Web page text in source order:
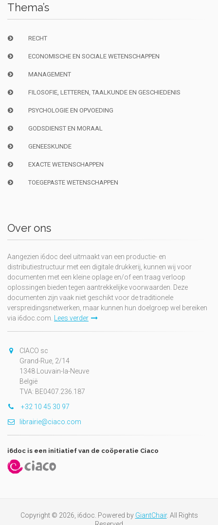
Thema’s
RECHT
ECONOMISCHE EN SOCIALE WETENSCHAPPEN
MANAGEMENT
FILOSOFIE, LETTEREN, TAALKUNDE EN GESCHIEDENIS
PSYCHOLOGIE EN OPVOEDING
GODSDIENST EN MORAAL
GENEESKUNDE
EXACTE WETENSCHAPPEN
TOEGEPASTE WETENSCHAPPEN
Over ons
Aangezien i6doc deel uitmaakt van een productie- en
distributiestructuur met een digitale drukkerij, kunnen wij voor
documenten met een kleine oplage en/of een traag verloop
oplossingen bieden tegen aantrekkelijke voorwaarden. Deze
documenten zijn vaak niet geschikt voor de traditionele
verspreidingsnetwerken, maar kunnen hun doelgroep wel bereiken
via i6doc.com. Lees verder
CIACO sc
Grand-Rue, 2/14
1348 Louvain-la-Neuve
België
TVA: BE0407.236.187
+32 10 45 30 97
librairie@ciaco.com
i6doc is een initiatief van de coöperatie Ciaco
Copyright © 2026, i6doc. Powered by GiantChair. All Rights